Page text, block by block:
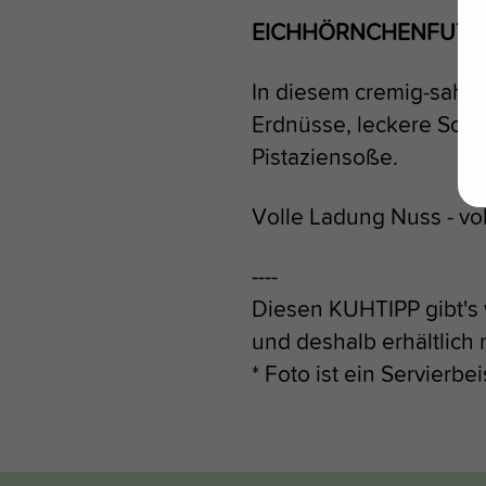
In diesem cremig-
Erdnüsse, leckere
Pistaziensoße.
Volle Ladung Nuss -
----
Diesen KUHTIPP
und deshalb erhältlich
* Foto ist ein